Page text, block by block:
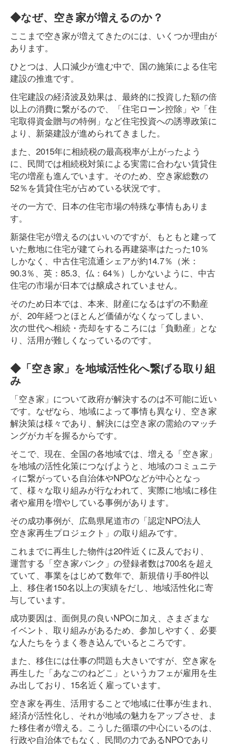
◆なぜ、空き家が増えるのか？
ここまで空き家が増えてきたのには、いくつか理由が
あります。
ひとつは、人口減少が進む中で、国の施策による住宅
建設の推進です。
住宅建設の経済波及効果は、最終的に投資した額の倍
以上の消費に繋がるので、「住宅ローン控除」や「住
宅取得資金贈与の特例」など住宅投資への誘導政策に
より、新築建設が進められてきました。
また、2015年に相続税の最高税率が上がったよう
に、民間では相続税対策による実需に合わない賃貸住
宅の増産も進んでいます。そのため、空き家総数の
52％を賃貸住宅が占めている状況です。
その一方で、日本の住宅市場の特殊な事情もありま
す。
新築住宅が増えるのはいいのですが、もともと建って
いた敷地に住宅が建てられる再建築率はたった10％
しかなく、中古住宅流通シェアが約14.7％（米：
90.3％、英：85.3、仏：64％）しかないように、中古
住宅の市場が日本では醸成されていません。
そのため日本では、本来、財産になるはずの不動産
が、20年経つとほとんど価値がなくなってしまい、
次の世代へ相続・売却をするころには「負動産」とな
り、活用が難しくなっているのです。
◆「空き家」を地域活性化へ繋げる取り組
み
「空き家」について政府が解決するのは不可能に近い
です。なぜなら、地域によって事情も異なり、空き家
解決策は様々であり、解決には空き家の需給のマッチ
ングがカギを握るからです。
そこで、現在、全国の各地域では、増える「空き家」
を地域の活性化策につなげようと、地域のコミュニテ
ィに繋がっている自治体やNPOなどが中心となっ
て、様々な取り組みが行なわれて、実際に地域に移住
者や雇用を増やしている事例があります。
その成功事例が、広島県尾道市の「認定NPO法人
空き家再生プロジェクト」の取り組みです。
これまでに再生した物件は20件近くに及んでおり、
運営する「空き家バンク」の登録者数は700名を超え
ていて、事業をはじめて数年で、新規借り手80件以
上、移住者150名以上の実績をだし、地域活性化に寄
与しています。
成功要因は、面倒見の良いNPOに加え、さまざまな
イベント、取り組みがあるため、参加しやすく、必要
な人たちをうまく巻き込んでいるところです。
また、移住には仕事の問題も大きいですが、空き家を
再生した「あなごのねどこ」というカフェが雇用を生
み出しており、15名近く雇っています。
空き家を再生、活用することで地域に仕事が生まれ、
経済が活性化し、それが地域の魅力をアップさせ、ま
た移住者が増える。こうした循環の中心にいるのは、
行政や自治体でもなく、民間の力であるNPOであり